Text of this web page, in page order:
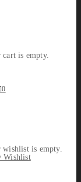
cart is empty.
0
wishlist is empty.
Wishlist